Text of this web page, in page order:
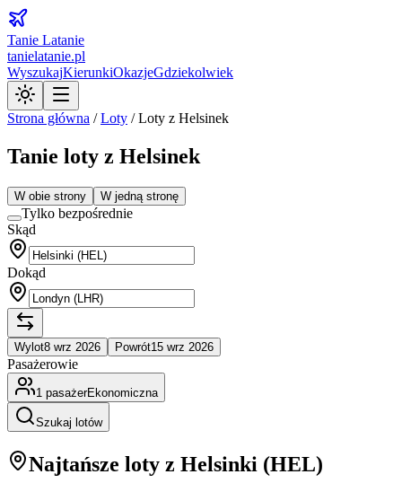
Tanie Latanie
tanielatanie.pl
WyszukajKierunkiOkazjeGdziekolwiek
Strona główna /Loty /Loty z Helsinek
Tanie loty z Helsinek
W obie strony W jedną stronę
Tylko bezpośrednie
Skąd
Dokąd
Wylot8 wrz 2026 Powrót15 wrz 2026
Pasażerowie
1 pasażerEkonomiczna
Szukaj lotów
Najtańsze loty z Helsinki (HEL)